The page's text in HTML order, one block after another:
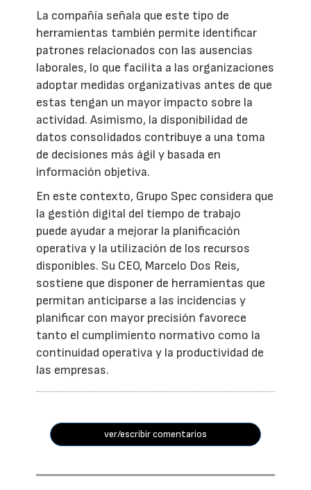
La compañía señala que este tipo de
herramientas también permite identificar
patrones relacionados con las ausencias
laborales, lo que facilita a las organizaciones
adoptar medidas organizativas antes de que
estas tengan un mayor impacto sobre la
actividad. Asimismo, la disponibilidad de
datos consolidados contribuye a una toma
de decisiones más ágil y basada en
información objetiva.
En este contexto, Grupo Spec considera que
la gestión digital del tiempo de trabajo
puede ayudar a mejorar la planificación
operativa y la utilización de los recursos
disponibles. Su CEO, Marcelo Dos Reis,
sostiene que disponer de herramientas que
permitan anticiparse a las incidencias y
planificar con mayor precisión favorece
tanto el cumplimiento normativo como la
continuidad operativa y la productividad de
las empresas.
ver/escribir comentarios